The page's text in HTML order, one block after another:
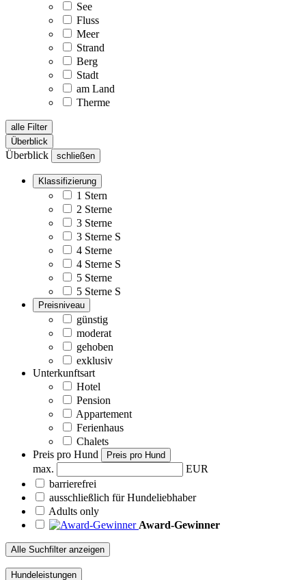
See
Fluss
Meer
Strand
Berg
Stadt
am Land
Therme
alle Filter
Überblick
Überblick schließen
Klassifizierung
1 Stern
2 Sterne
3 Sterne
3 Sterne S
4 Sterne
4 Sterne S
5 Sterne
5 Sterne S
Preisniveau
günstig
moderat
gehoben
exklusiv
Unterkunftsart
Hotel
Pension
Appartement
Ferienhaus
Chalets
Preis pro Hund
Preis pro Hund
max.
EUR
barrierefrei
ausschließlich für Hundeliebhaber
Adults only
Award-Gewinner
Alle Suchfilter anzeigen
Hundeleistungen